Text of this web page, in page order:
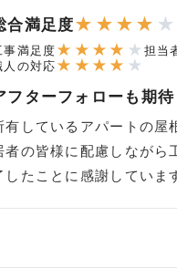
合満足度★ ★ ★ ★ ★
事満足度★ ★ ★ ★ ★ 担当
人の対応★ ★ ★ ★ ★
フターフォローも期待
有しているアパートの屋
者の皆様に配慮しながら
したことに感謝していま